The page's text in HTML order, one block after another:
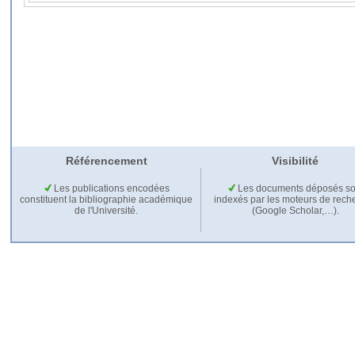
Référencement Visibilité
Les publications encodées
constituent la bibliographie académique
de l'Université.
Les documents déposés
indexés par les moteurs de
(Google Scholar,…).